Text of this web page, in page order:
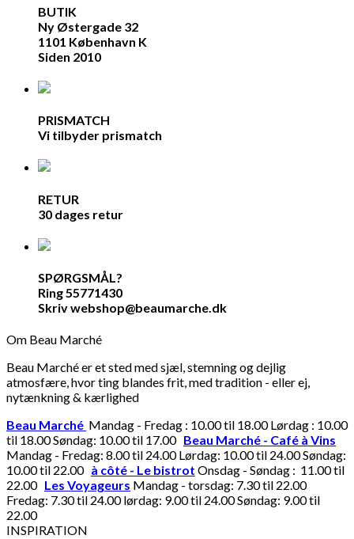
BUTIK
Ny Østergade 32
1101 København K
Siden 2010
PRISMATCH
Vi tilbyder prismatch
RETUR
30 dages retur
SPØRGSMÅL?
Ring 55771430
Skriv webshop@beaumarche.dk
Om Beau Marché
Beau Marché er et sted med sjæl, stemning og dejlig
atmosfære, hvor ting blandes frit, med tradition - eller ej,
nytænkning & kærlighed
Beau Marché Mandag - Fredag : 10.00 til 18.00 Lørdag : 10.00
til 18.00 Søndag: 10.00 til 17.00 Beau Marché - Café à Vins
Mandag - Fredag: 8.00 til 24.00 Lørdag: 10.00 til 24.00 Søndag:
10.00 til 22.00 à côté - Le bistrot Onsdag - Søndag : 11.00 til
22.00 Les Voyageurs Mandag - torsdag: 7.30 til 22.00
Fredag: 7.30 til 24.00 lørdag: 9.00 til 24.00 Søndag: 9.00 til
22.00
INSPIRATION